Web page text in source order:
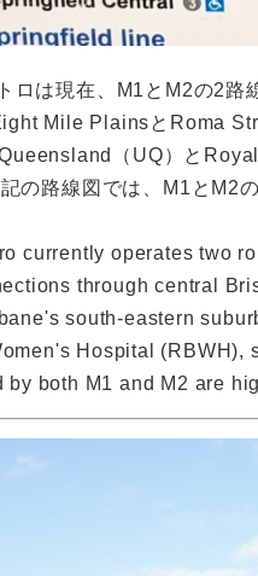
ロは現在、M1とM2の2路
Mile PlainsとRoma
（UQ）と
の路線図では、M1とM2
currently operates two
through central
south-eastern
Hospital
by both M1 and M2 are